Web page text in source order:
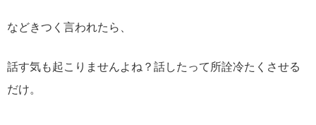
などきつく言われたら、
話す気も起こりませんよね？話したって所詮冷たくさせる
だけ。